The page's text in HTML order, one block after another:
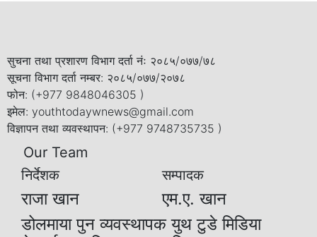
सुचना तथा प्रशारण विभाग दर्ता नंः २०८५/०७७/७८
सूचना विभाग दर्ता नम्बर: २०८५/०७७/२०७८
फोन: (+977 9848046305 )
इमेल: youthtodaywnews@gmail.com
विज्ञापन तथा व्यवस्थापन: (+977 9748735735 )
Our Team
निर्देशक
राजा खान
सम्पादक
एम.ए. खान
डोलमाया पुन व्यवस्थापक युथ टुडे मिडिया